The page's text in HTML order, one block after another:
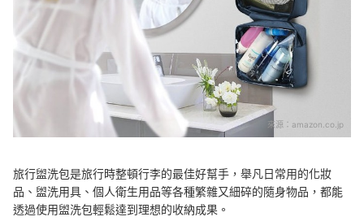
來源： amazon.co.jp
旅行盥洗包是旅行時整頓行李的最佳好幫手，舉凡日常用的化妝
品、盥洗用具、個人衛生用品等各種繁雜又細碎的隨身物品，都能
透過使用盥洗包輕鬆達到理想的收納成果。